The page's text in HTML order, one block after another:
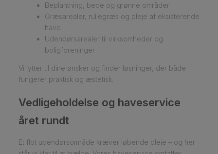
Beplantning, bede og grønne områder
Græsarealer, rullegræs og pleje af eksisterende
have
Udendørsarealer til virksomheder og
boligforeninger
Vi lytter til dine ønsker og finder løsninger, der både
fungerer praktisk og æstetisk.
Vedligeholdelse og haveservice
året rundt
Et flot udendørsområde kræver løbende pleje – og her